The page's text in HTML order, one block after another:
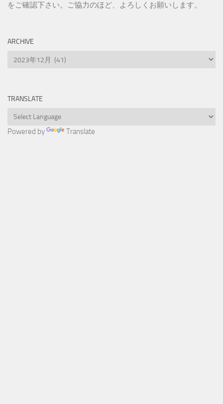
をご確認下さい。ご協力のほど、よろしくお願いします。
ARCHIVE
Archive
TRANSLATE
Powered by Translate